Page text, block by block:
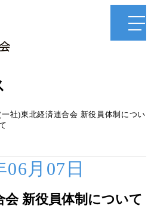
一社)東北経済連合会 新役員体制につい
06月07日
会 新役員体制について